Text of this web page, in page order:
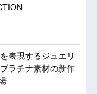
表現するジュエリ
ラチナ素材の新作